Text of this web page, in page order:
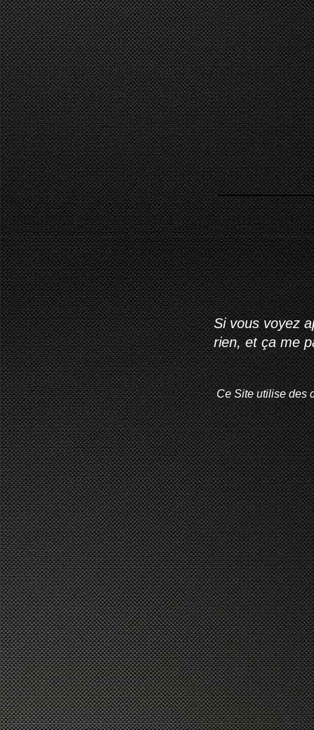
Si vous voyez
rien, et ça me
Ce Site utilise des